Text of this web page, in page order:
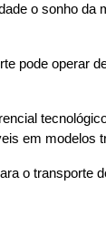
o sonho da
pode operar
em modelos
o transporte